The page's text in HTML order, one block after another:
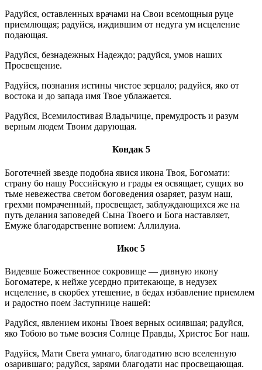
Радуйся, оставленных врачами на Свои всемощныя руце
приемлющая; радуйся, иждившим от недуга ум исцеление
подающая.
Радуйся, безнадежных Надеждо; радуйся, умов наших
Просвещение.
Радуйся, познания истины чистое зерцало; радуйся, яко от
востока и до запада имя Твое ублажается.
Радуйся, Всемилостивая Владычице, премудрость и разум
верным людем Твоим дарующая.
Кондак 5
Боготечней звезде подобна явися икона Твоя, Богомати:
страну бо нашу Российскую и грады ея освящает, сущих во
тьме невежества светом боговедения озаряет, разум наш,
грехми помраченный, просвещает, заблуждающихся же на
путь делания заповедей Сына Твоего и Бога наставляет,
Емуже благодарственне вопием: Аллилуиа.
Икос 5
Видевше Божественное сокровище — дивную икону
Богоматере, к нейже усердно притекающе, в недузех
исцеление, в скорбех утешение, в бедах избавление приемлем
и радостно поем Заступнице нашей:
Радуйся, явлением иконы Твоея верных осиявшая; радуйся,
яко Тобою во тьме возсия Солнце Правды, Христос Бог наш.
Радуйся, Мати Света умнаго, благодатию всю вселенную
озарившаго; радуйся, зарями благодати нас просвещающая.